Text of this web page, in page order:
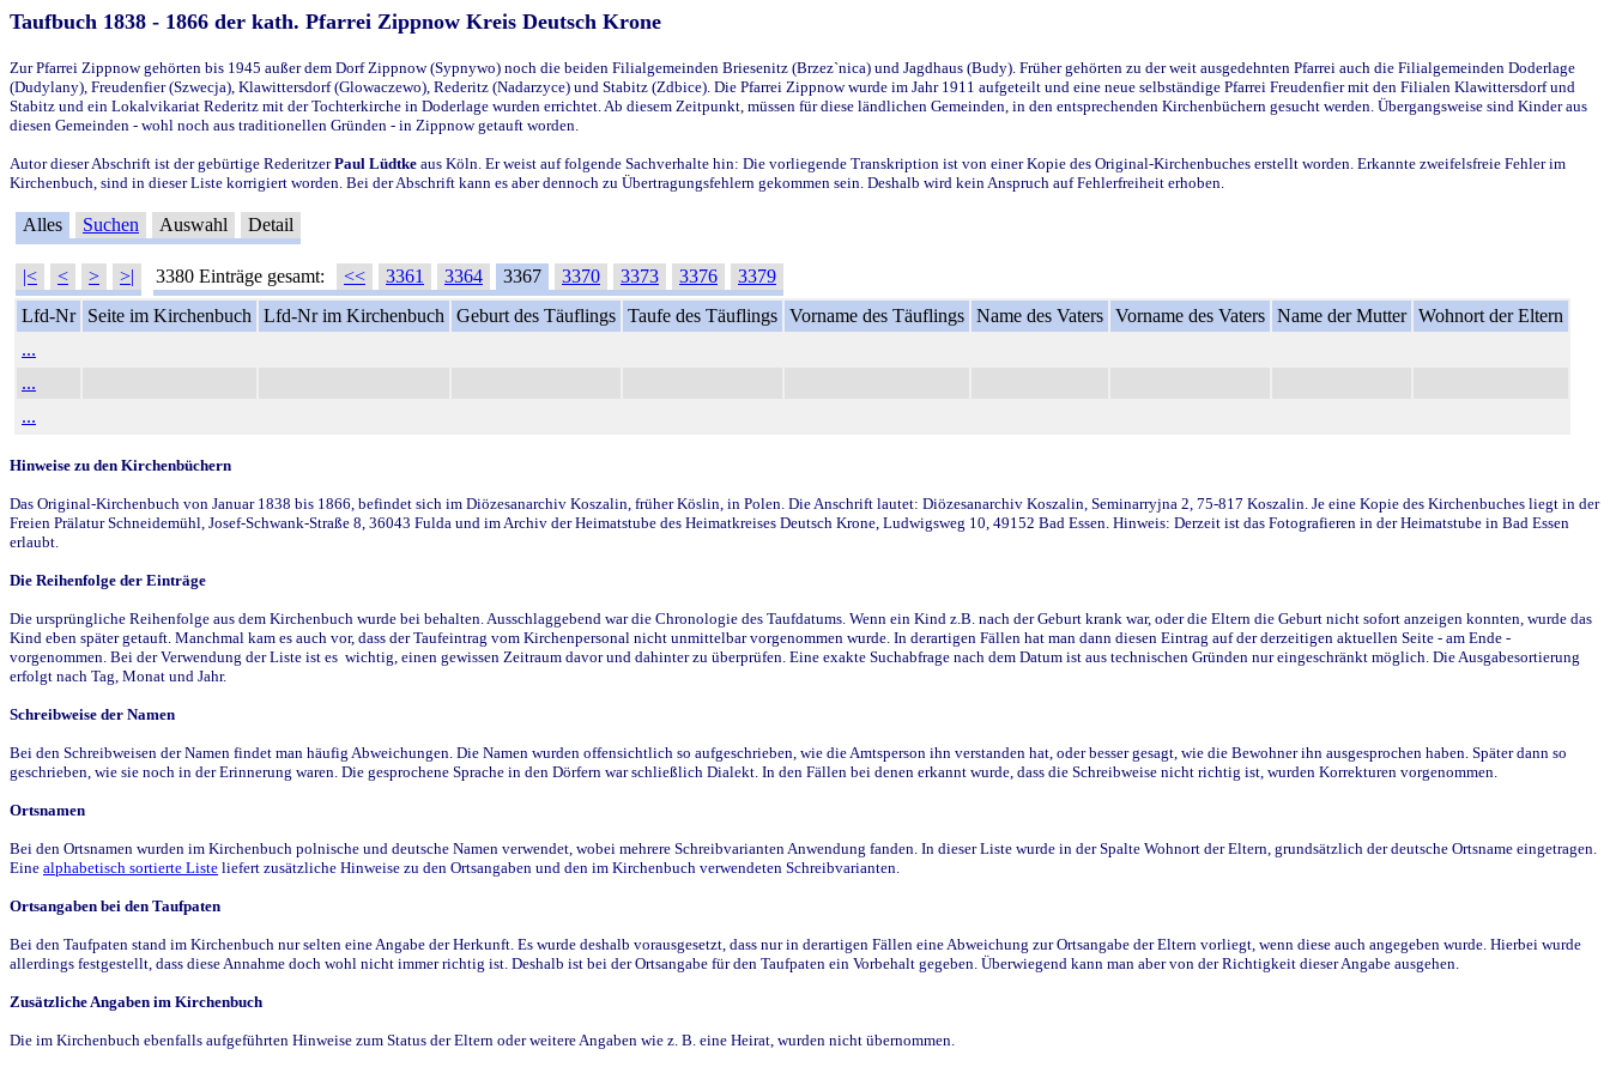
Taufbuch 1838 - 1866 der kath. Pfarrei Zippnow Kreis Deutsch Krone
Zur Pfarrei Zippnow gehörten bis 1945 außer dem Dorf Zippnow (Sypnywo) noch die beiden Filialgemeinden Briesenitz (Brzez`nica) und Jagdhaus (Budy). Früher gehörten zu der weit ausgedehnten Pfarrei auch die Filialgemeinden Doderlage
(Dudylany), Freudenfier (Szwecja), Klawittersdorf (Glowaczewo), Rederitz (Nadarzyce) und Stabitz (Zdbice). Die Pfarrei Zippnow wurde im Jahr 1911 aufgeteilt und eine neue selbständige Pfarrei Freudenfier mit den Filialen Klawittersdorf und
Stabitz und ein Lokalvikariat Rederitz mit der Tochterkirche in Doderlage wurden errichtet. Ab diesem Zeitpunkt, müssen für diese ländlichen Gemeinden, in den entsprechenden Kirchenbüchern gesucht werden. Übergangsweise sind Kinder aus
diesen Gemeinden - wohl noch aus traditionellen Gründen - in Zippnow getauft worden.
Autor dieser Abschrift ist der gebürtige RederitzerPaul Lüdtke aus Köln. Er weist auf folgende Sachverhalte hin: Die vorliegende Transkription ist von einer Kopie des Original-Kirchenbuches erstellt worden. Erkannte zweifelsfreie Fehler im
Kirchenbuch, sind in dieser Liste korrigiert worden. Bei der Abschrift kann es aber dennoch zu Übertragungsfehlern gekommen sein. Deshalb wird kein Anspruch auf Fehlerfreiheit erhoben.
Alles Suchen Auswahl Detail
|< < > >| 3380 Einträge gesamt: << 3361 3364 3367 3370 3373 3376
3379
Lfd-Nr
Seite im Kirchenbuch Lfd-Nr im Kirchenbuch Geburt des Täuflings Taufe des Täuflings Vorname des Täuflings Name des Vaters Vorname des Vaters Name der Mutter Wohnort der Eltern
...
...
...
Hinweise zu den Kirchenbüchern
Das Original-Kirchenbuch von Januar 1838 bis 1866, befindet sich im Diözesanarchiv Koszalin, früher Köslin, in Polen. Die Anschrift lautet: Diözesanarchiv Koszalin, Seminarryjna 2, 75-817 Koszalin. Je eine Kopie des Kirchenbuches liegt in der
Freien Prälatur Schneidemühl, Josef-Schwank-Straße 8, 36043 Fulda und im Archiv der Heimatstube des Heimatkreises Deutsch Krone, Ludwigsweg 10, 49152 Bad Essen. Hinweis: Derzeit ist das Fotografieren in der Heimatstube in Bad Essen
erlaubt.
Die Reihenfolge der Einträge
Die ursprüngliche Reihenfolge aus dem Kirchenbuch wurde bei behalten. Ausschlaggebend war die Chronologie des Taufdatums. Wenn ein Kind z.B. nach der Geburt krank war, oder die Eltern die Geburt nicht sofort anzeigen konnten, wurde das
Kind eben später getauft. Manchmal kam es auch vor, dass der Taufeintrag vom Kirchenpersonal nicht unmittelbar vorgenommen wurde. In derartigen Fällen hat man dann diesen Eintrag auf der derzeitigen aktuellen Seite - am Ende -
vorgenommen. Bei der Verwendung der Liste ist es wichtig, einen gewissen Zeitraum davor und dahinter zu überprüfen. Eine exakte Suchabfrage nach dem Datum ist aus technischen Gründen nur eingeschränkt möglich. Die Ausgabesortierung
erfolgt nach Tag, Monat und Jahr.
Schreibweise der Namen
Bei den Schreibweisen der Namen findet man häufig Abweichungen. Die Namen wurden offensichtlich so aufgeschrieben, wie die Amtsperson ihn verstanden hat, oder besser gesagt, wie die Bewohner ihn ausgesprochen haben. Später dann so
geschrieben, wie sie noch in der Erinnerung waren. Die gesprochene Sprache in den Dörfern war schließlich Dialekt. In den Fällen bei denen erkannt wurde, dass die Schreibweise nicht richtig ist, wurden Korrekturen vorgenommen.
Ortsnamen
Bei den Ortsnamen wurden im Kirchenbuch polnische und deutsche Namen verwendet, wobei mehrere Schreibvarianten Anwendung fanden. In dieser Liste wurde in der Spalte Wohnort der Eltern, grundsätzlich der deutsche Ortsname eingetragen.
Eine alphabetisch sortierte Liste liefert zusätzliche Hinweise zu den Ortsangaben und den im Kirchenbuch verwendeten Schreibvarianten.
Ortsangaben bei den Taufpaten
Bei den Taufpaten stand im Kirchenbuch nur selten eine Angabe der Herkunft. Es wurde deshalb vorausgesetzt, dass nur in derartigen Fällen eine Abweichung zur Ortsangabe der Eltern vorliegt, wenn diese auch angegeben wurde. Hierbei wurde
allerdings festgestellt, dass diese Annahme doch wohl nicht immer richtig ist. Deshalb ist bei der Ortsangabe für den Taufpaten ein Vorbehalt gegeben. Überwiegend kann man aber von der Richtigkeit dieser Angabe ausgehen.
Zusätzliche Angaben im Kirchenbuch
Die im Kirchenbuch ebenfalls aufgeführten Hinweise zum Status der Eltern oder weitere Angaben wie z. B. eine Heirat, wurden nicht übernommen.